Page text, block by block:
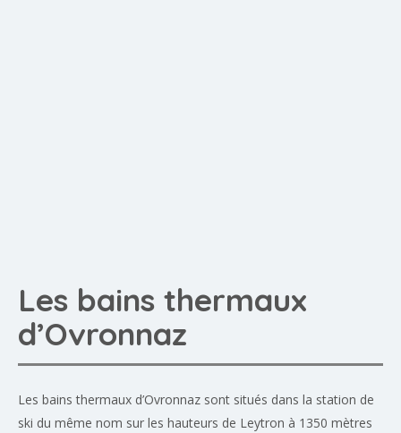
Les bains thermaux
d’Ovronnaz
Les bains thermaux d’Ovronnaz sont situés dans la station de
ski du même nom sur les hauteurs de Leytron à 1350 mètres